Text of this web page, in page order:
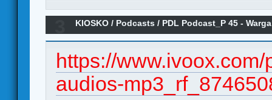
KIOSKO / Podcasts / PDL Podcast_P 45 -
https://
audios-